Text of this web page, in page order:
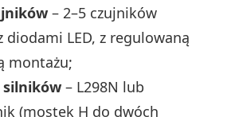
– 2–5 czujników
diodami LED, z regulowaną
montażu;
– L298N lub
(mostek H do dwóch